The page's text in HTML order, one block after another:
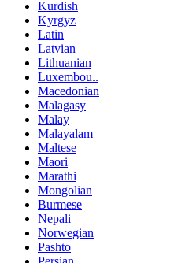
Kurdish
Kyrgyz
Latin
Latvian
Lithuanian
Luxembou..
Macedonian
Malagasy
Malay
Malayalam
Maltese
Maori
Marathi
Mongolian
Burmese
Nepali
Norwegian
Pashto